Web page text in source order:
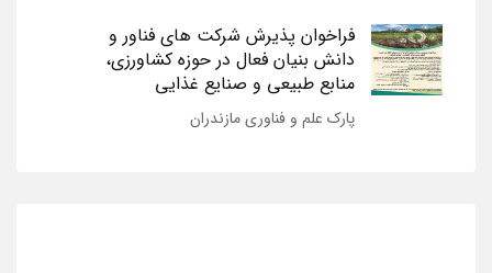
فراخوان پذیرش شرکت های فناور و
دانش بنیان فعال در حوزه کشاورزی،
منابع طبیعی و صنایع غذایی
پارک علم و فناوری مازندران